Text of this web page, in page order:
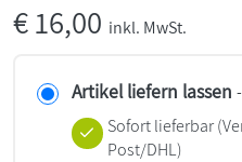
€16,00 inkl. MwSt.
Artikel liefern lassen
Sofort lieferbar
Post/DHL)